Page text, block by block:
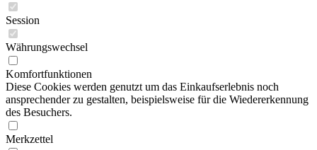
Session
Währungswechsel
Komfortfunktionen
Diese Cookies werden genutzt um das Einkaufserlebnis noch
ansprechender zu gestalten, beispielsweise für die Wiedererkennung
des Besuchers.
Merkzettel